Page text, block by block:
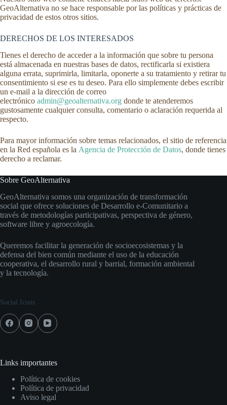
GeoAlternativa no se hace responsable por las políticas y prácticas de
privacidad de estos otros sitios.
DERECHOS DE LOS INTERESADOS
Tienes el derecho de acceder a la información que sobre tu persona
está almacenada en nuestras bases de datos, rectificarla si existiera
alguna errata, suprimirla, limitarla, oponerte a su tratamiento y retirar tu
consentimiento si ese es tu deseo. Para ello simplemente debes escribir
un e-mail a la dirección de correo
electrónico admin@geoalternativa.org donde te atenderemos
gustosamente cualquier consulta, comentario o aclaración requerida al
respecto.
Para mayor información sobre temas relacionados, el sitio de referencia
en la Red española es la Agencia de Protección de Datos, donde tienes
derecho a reclamar.
Sobre GeoAlternativa
GeoAlternativa somos una organización de transformación
social que ofrece soluciones de Desarrollo e-Comunitario a
través de metodologías participativas, perspectiva de género,
software libre y agroecología.
Queremos facilitar la generación de socioecosistemas y la
defensa del bien común mediante el uso de la educación
cooperativa, el desarrollo rural y barrial, formación ambiental
y la tecnología.
Social Icons
Links importantes
Política de cookies
Política de privacidad
Aviso legal